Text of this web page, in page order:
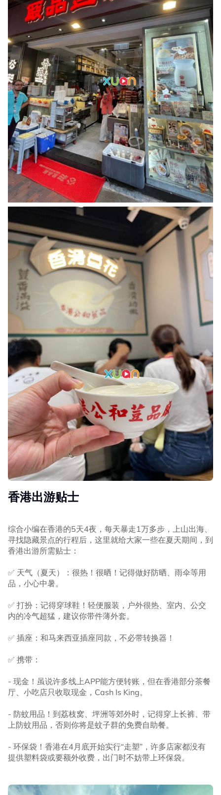
香港出游贴士
综合小编在香港的5天4夜，每天暴走1万多步，上山出海、
寻找隐藏景点的行程后，这里就给大家一些在夏天期间，到
香港出游所需贴士：
✅ 天气（夏天）：很热！很晒！记得做好防晒、雨伞等用
品，小心中暑。
✅ 打扮：记得穿球鞋！轻便服装，户外很热、室内、公交
内的冷气超猛，建议你带件薄外套。
✅ 插座：和马来西亚插座同款，不必带转换器！
✅ 携带：
- 现金！虽说许多线上APP能方便转账，但在香港部分茶餐
厅、小吃店只收取现金，Cash Is King。
- 防蚊用品！到荔枝窝、坪洲等郊外时，记得穿上长裤、带
上防蚊用品，否则你将是蚊子群的免费自助餐。
- 环保袋！香港在4月底开始实行“走塑”，许多店家都没有
提供塑料袋或要额外收费，出门时不妨带上环保袋。